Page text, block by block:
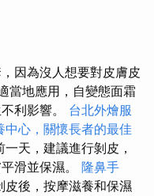
因為沒人想要對皮膚皮
當地應用，自變態面霜
利影響。 台北外燴服
中心，關懷長者的最佳
天，建議進行剝皮，
滑並保濕。 隆鼻手
皮後，按摩滋養和保濕